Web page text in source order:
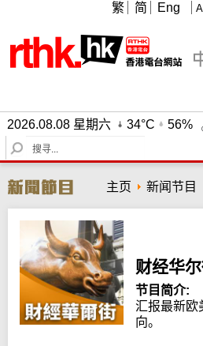
A
繁 简 Eng
2026.08.08 星期六 34°C
56%
S
e
r
c
h
主页 新闻节目
财经华
节目简介:
汇报最新欧
向。